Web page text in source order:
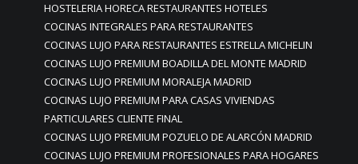
HOSTELERIA HORECA RESTAURANTES HOTELES
COCINAS INTEGRALES PARA RESTAURANTES
COCINAS LUJO PARA RESTAURANTES ESTRELLA MICHELIN
COCINAS LUJO PREMIUM BOADILLA DEL MONTE MADRID
COCINAS LUJO PREMIUM MORALEJA MADRID
COCINAS LUJO PREMIUM PARA CASAS VIVIENDAS
PARTICULARES CLIENTE FINAL
COCINAS LUJO PREMIUM POZUELO DE ALARCÓN MADRID
COCINAS LUJO PREMIUM PROFESIONALES PARA HOGARES